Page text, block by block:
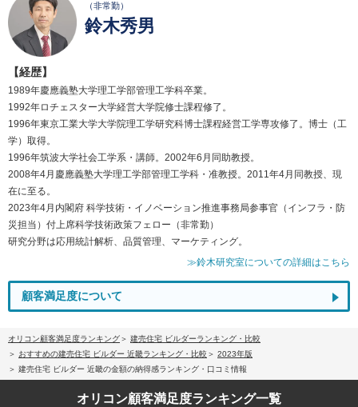
（非常勤）
鈴木秀男
【経歴】
1989年慶應義塾大学理工学部管理工学科卒業。
1992年ロチェスター大学経営大学院修士課程修了。
1996年東京工業大学大学院理工学研究科博士課程経営工学専攻修了。博士（工
学）取得。
1996年筑波大学社会工学系・講師。2002年6月同助教授。
2008年4月慶應義塾大学理工学部管理工学科・准教授。2011年4月同教授、現
在に至る。
2023年4月内閣府 科学技術・イノベーション推進事務局参事官（インフラ・防
災担当）付上席科学技術政策フェロー（非常勤）
研究分野は応用統計解析、品質管理、マーケティング。
≫鈴木研究室についての詳細はこちら
顧客満足度について
オリコン顧客満足度ランキング
建売住宅 ビルダーランキング・比較
おすすめの建売住宅 ビルダー 近畿ランキング・比較
2023年版
建売住宅 ビルダー 近畿の金額の納得感ランキング・口コミ情報
オリコン顧客満足度ランキング一覧